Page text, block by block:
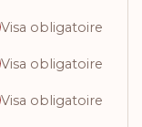
Visa obligatoire
Visa obligatoire
Visa obligatoire